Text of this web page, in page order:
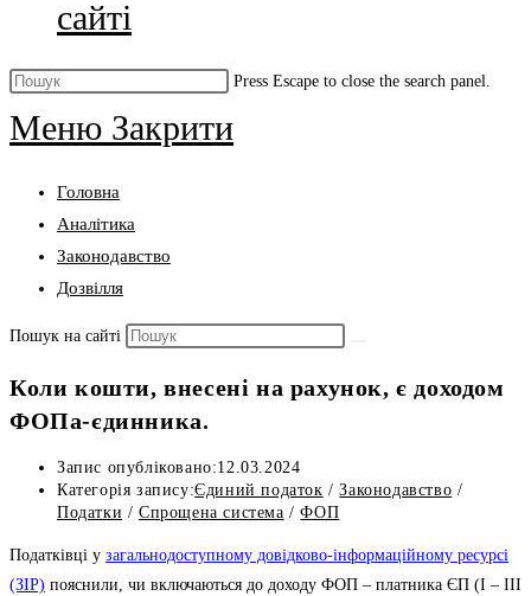
сайті
Press Escape to close the search panel.
Меню Закрити
Головна
Аналітика
Законодавство
Дозвілля
Пошук на сайті
Коли кошти, внесені на рахунок, є доходом
ФОПа-єдинника.
Запис опубліковано:12.03.2024
Категорія запису:Єдиний податок / Законодавство /
Податки / Спрощена система / ФОП
Податківці у загальнодоступному довідково-інформаційному ресурсі
(ЗІР) пояснили, чи включаються до доходу ФОП – платника ЄП (I – III